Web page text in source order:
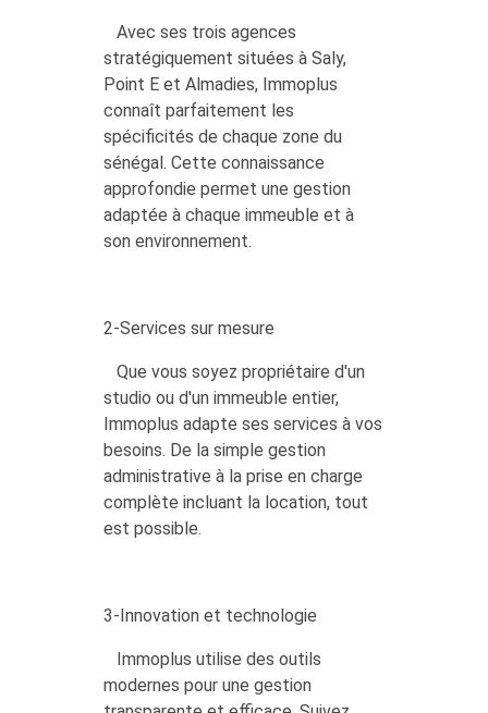
Avec ses trois agences
stratégiquement situées à Saly,
Point E et Almadies, Immoplus
connaît parfaitement les
spécificités de chaque zone du
sénégal. Cette connaissance
approfondie permet une gestion
adaptée à chaque immeuble et à
son environnement.
2-Services sur mesure
Que vous soyez propriétaire d'un
studio ou d'un immeuble entier,
Immoplus adapte ses services à vos
besoins. De la simple gestion
administrative à la prise en charge
complète incluant la location, tout
est possible.
3-Innovation et technologie
Immoplus utilise des outils
modernes pour une gestion